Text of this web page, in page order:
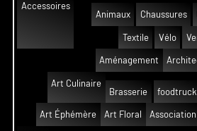
Accessoires
Animaux
Chaussures
Textile Vélo
Aménagement
Art Culinaire
Brasserie
foodtruck
Art Éphémère Art Floral Association